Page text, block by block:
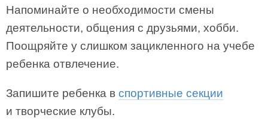
Напоминайте о необходимости смены
деятельности, общения с друзьями, хобби.
Поощряйте у слишком зацикленного на учебе
ребенка отвлечение.
Запишите ребенка в спортивные секции
и творческие клубы.